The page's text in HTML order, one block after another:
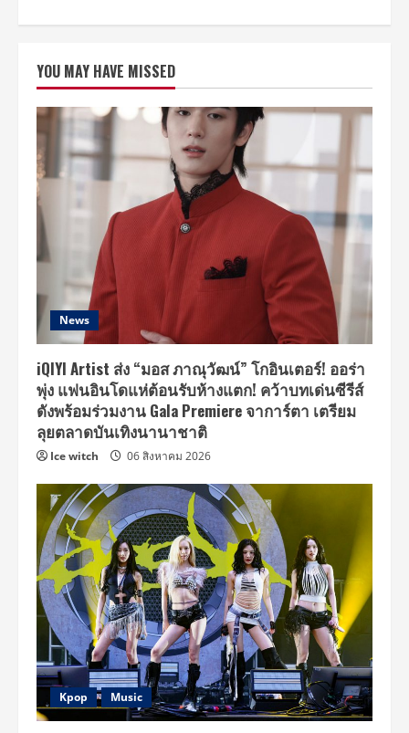
แบค!
ส่ง
ซิงเกิล
ใหม่
“ปล่อย
ไป
(Dissolve)“
คน
YOU MAY HAVE MISSED
News
iQIYI Artist ส่ง “มอส ภาณุวัฒน์” โกอินเตอร์! ออร่า
พุ่ง แฟนอินโดแห่ต้อนรับห้างแตก! คว้าบทเด่นซีรีส์
ดังพร้อมร่วมงาน Gala Premiere จาการ์ตา เตรียม
ลุยตลาดบันเทิงนานาชาติ
Ice witch 06 สิงหาคม 2026
Kpop Music